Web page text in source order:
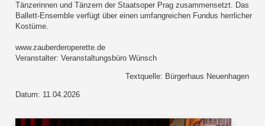
Tänzerinnen und Tänzern der Staatsoper Prag zusammensetzt. Das
Ballett-Ensemble verfügt über einen umfangreichen Fundus herrlicher
Kostüme.
www.zauberderoperette.de
Veranstalter: Veranstaltungsbüro Wünsch
Textquelle: Bürgerhaus Neuenhagen
Datum: 11.04.2026